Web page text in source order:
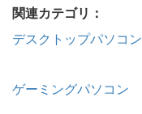
関連カテゴリ：
デスクトップパソコン
ゲーミングパソコン